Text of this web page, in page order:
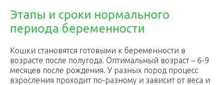
Этапы и сроки нормального
периода беременности
Кошки становятся готовыми к беременности в
возрасте после полугода. Оптимальный возраст – 6-9
месяцев после рождения. У разных пород процесс
взросления проходит по-разному и зависит от веса и